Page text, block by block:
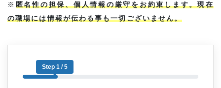
※ 匿名性の担保、個人情報の厳守をお約束します。現在
の職場には情報が伝わる事も一切ございません。
Step 1 / 5